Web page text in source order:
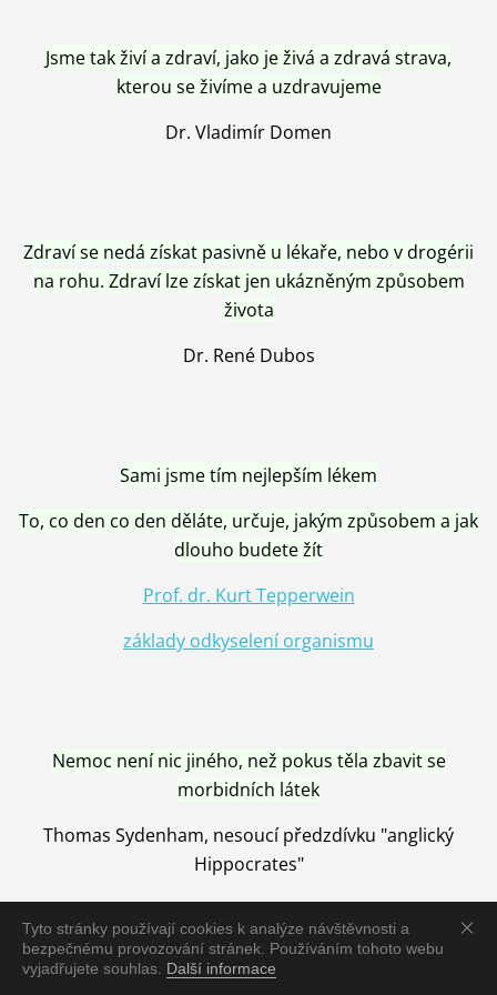
Tyto stránky používají cookies k analýze návštěvnosti a
bezpečnému provozování stránek. Používáním tohoto webu
vyjadřujete souhlas. Další informace
Jsme tak živí a zdraví, jako je živá a zdravá strava,
kterou se živíme a uzdravujeme
Dr. Vladimír Domen
Zdraví se nedá získat pasivně u lékaře, nebo v drogérii
na rohu. Zdraví lze získat jen ukázněným způsobem
života
Dr. René Dubos
Sami jsme tím nejlepším lékem
To, co den co den děláte, určuje, jakým způsobem a jak
dlouho budete žít
Prof. dr. Kurt Tepperwein
základy odkyselení organismu
Nemoc není nic jiného, než pokus těla zbavit se
morbidních látek
Thomas Sydenham, nesoucí předzdívku "anglický
Hippocrates"
Nemoc je vyléčena jen pomocí Přírody, neutralizací a